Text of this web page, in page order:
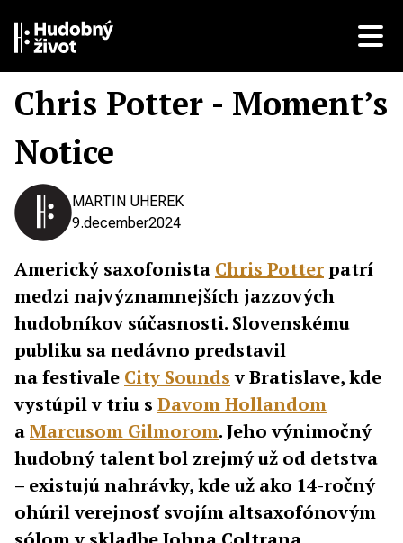
Chris Potter - Moment’s
Notice
MARTIN UHEREK
9.december2024
Americký saxofonista Chris Potterpatrí
medzi najvýznamnejších jazzových
hudobníkov súčasnosti. Slovenskému
publiku sa nedávno predstavil
na festivale City Soundsv Bratislave, kde
vystúpil v triu s Davom Hollandom
aMarcusom Gilmorom. Jeho výnimočný
hudobný talent bol zrejmý už od detstva
– existujú nahrávky, kde už ako 14-ročný
ohúril verejnosť svojím altsaxofónovým